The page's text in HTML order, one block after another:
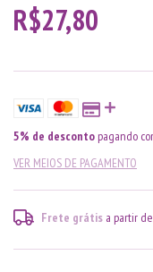
R$27,80
5% de desconto pagando
VER MEIOS DE PAGAMENTO
Frete grátis a partir de